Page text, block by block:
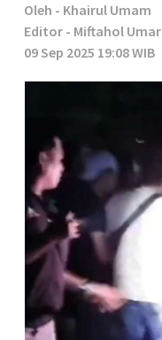
Oleh - Khairul Umam
Editor - Miftahol Umar
09 Sep 2025 19:08 WIB